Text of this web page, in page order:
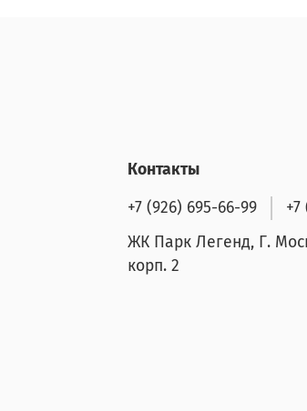
Контакты
+7 (926) 695-66-99
+7
ЖК Парк Легенд, Г.
корп. 2